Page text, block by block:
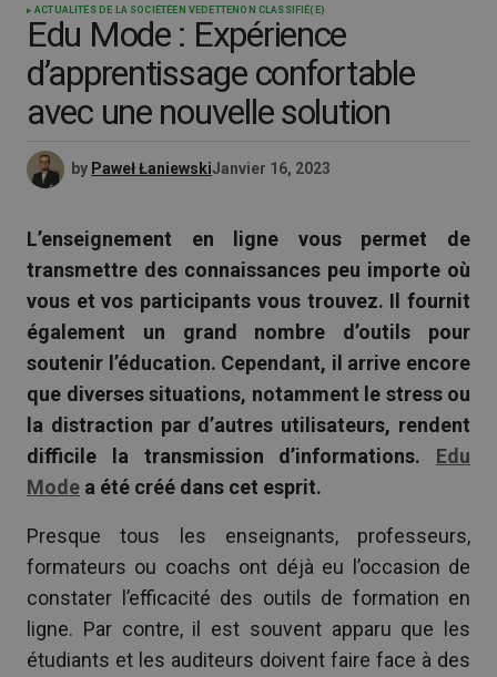
ACTUALITÉS DE LA SOCIÉTÉ EN VEDETTE NON CLASSIFIÉ(E)
Edu Mode : Expérience
d’apprentissage confortable
avec une nouvelle solution
by Paweł ŁaniewskiJanvier 16, 2023
L’enseignement en ligne vous permet de
transmettre des connaissances peu importe où
vous et vos participants vous trouvez. Il fournit
également un grand nombre d’outils pour
soutenir l’éducation. Cependant, il arrive encore
que diverses situations, notamment le stress ou
la distraction par d’autres utilisateurs, rendent
difficile la transmission d’informations. Edu
Mode a été créé dans cet esprit.
Presque tous les enseignants, professeurs,
formateurs ou coachs ont déjà eu l’occasion de
constater l’efficacité des outils de formation en
ligne. Par contre, il est souvent apparu que les
étudiants et les auditeurs doivent faire face à des